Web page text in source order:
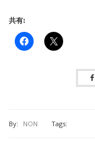
共有:
By: NON Tags: